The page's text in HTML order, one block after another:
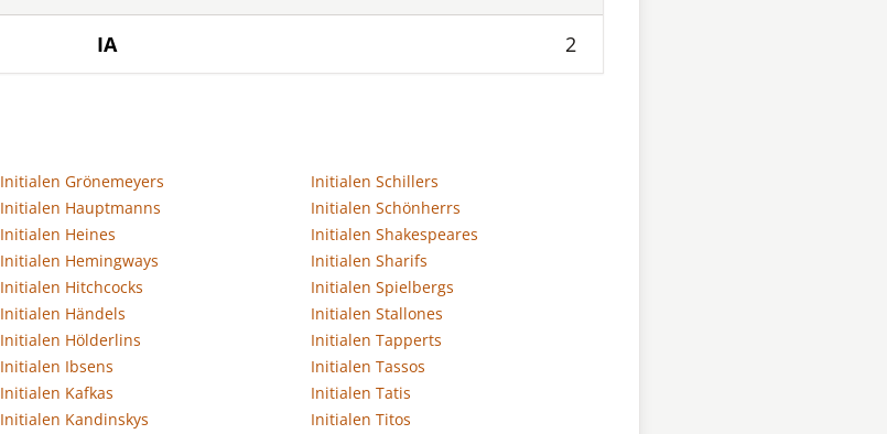
IA 2
Initialen Grönemeyers
Initialen Hauptmanns
Initialen Heines
Initialen Hemingways
Initialen Hitchcocks
Initialen Händels
Initialen Hölderlins
Initialen Ibsens
Initialen Kafkas
Initialen Kandinskys
Initialen Schillers
Initialen Schönherrs
Initialen Shakespeares
Initialen Sharifs
Initialen Spielbergs
Initialen Stallones
Initialen Tapperts
Initialen Tassos
Initialen Tatis
Initialen Titos